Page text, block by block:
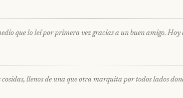
que lo leí por primera vez gracias a un buen amigo. Hoy
llenos de una que otra marquita por todos lados